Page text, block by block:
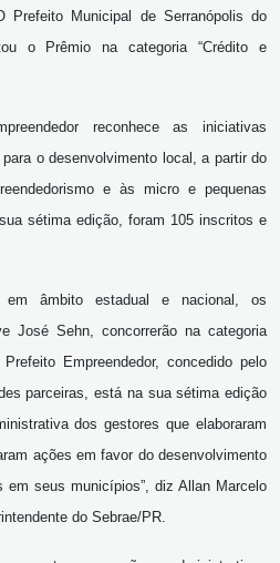
Prefeito Municipal de Serranópolis do
o Prêmio na categoria “Crédito e
reconhece as iniciativas
o desenvolvimento local, a partir do
e às micro e pequenas
sétima edição, foram 105 inscritos e
em âmbito estadual e nacional, os
José Sehn, concorrerão na categoria
Empreendedor, concedido pelo
parceiras, está na sua sétima edição
dos gestores que elaboraram
ações em favor do desenvolvimento
em seus municípios”, diz Allan Marcelo
do Sebrae/PR.